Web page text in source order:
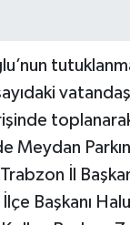
Meydan
İl
Başkanı